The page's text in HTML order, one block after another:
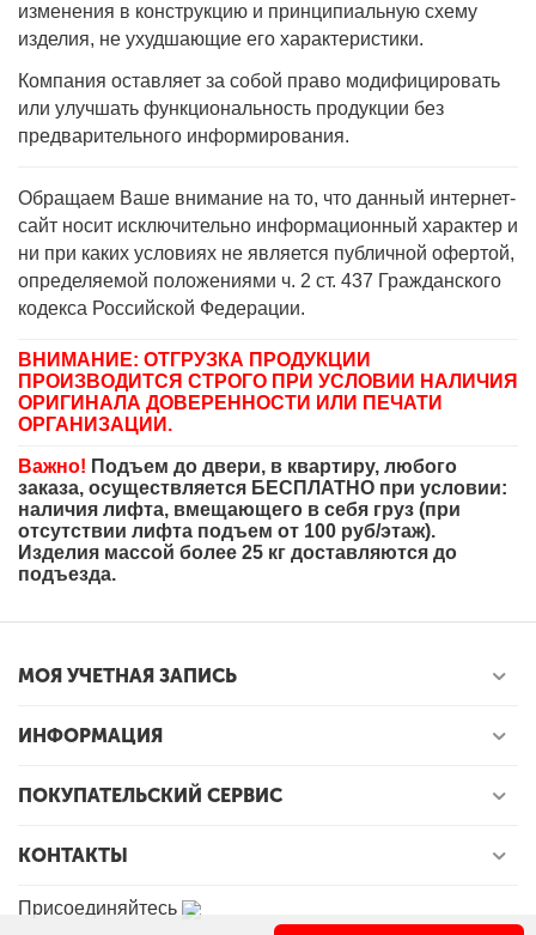
изменения в конструкцию и принципиальную схему
изделия, не ухудшающие его характеристики.
Компания оставляет за собой право модифицировать
или улучшать функциональность продукции без
предварительного информирования.
Обращаем Ваше внимание на то, что данный интернет-
сайт носит исключительно информационный характер и
ни при каких условиях не является публичной офертой,
определяемой положениями ч. 2 ст. 437 Гражданского
кодекса Российской Федерации.
ВНИМАНИЕ: ОТГРУЗКА ПРОДУКЦИИ
ПРОИЗВОДИТСЯ СТРОГО ПРИ УСЛОВИИ НАЛИЧИЯ
ОРИГИНАЛА ДОВЕРЕННОСТИ ИЛИ ПЕЧАТИ
ОРГАНИЗАЦИИ.
Важно! Подъем до двери, в квартиру, любого
заказа, осуществляется БЕСПЛАТНО при условии:
наличия лифта, вмещающего в себя груз (при
отсутствии лифта подъем от 100 руб/этаж).
Изделия массой более 25 кг доставляются до
подъезда.
МОЯ УЧЕТНАЯ ЗАПИСЬ
ИНФОРМАЦИЯ
ПОКУПАТЕЛЬСКИЙ СЕРВИС
КОНТАКТЫ
Присоединяйтесь